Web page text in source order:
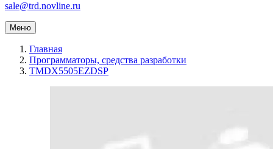
sale@trd.novline.ru
Меню
Главная
Программаторы, средства разработки
TMDX5505EZDSP